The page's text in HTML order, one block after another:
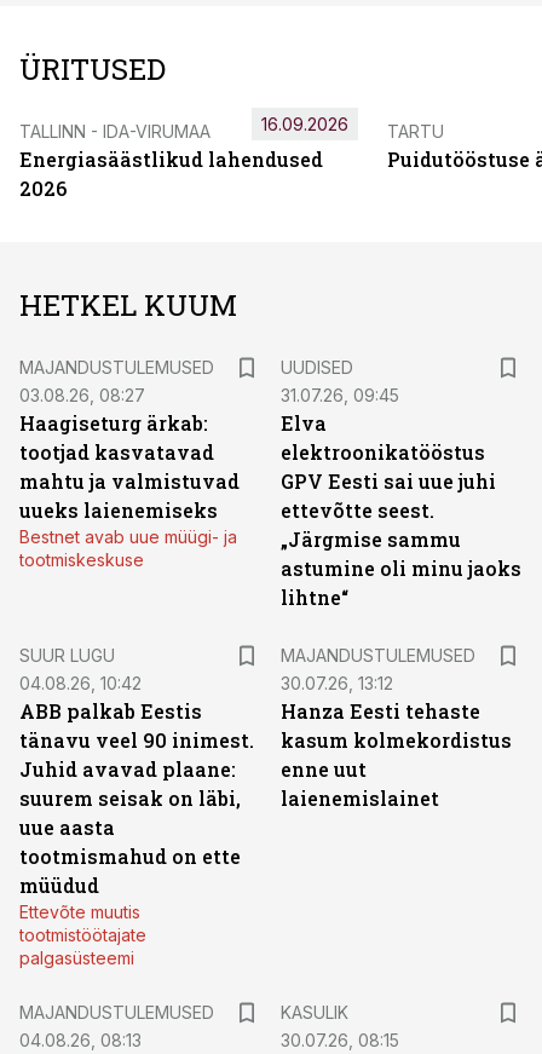
ÜRITUSED
TALLINN - IDA-VIRUMAA
Energiasäästlikud lahendused
2026
16.09.2026 TARTU
Puidutööstuse
HETKEL KUUM
MAJANDUSTULEMUSED
03.08.26, 08:27
Haagiseturg ärkab:
tootjad kasvatavad
mahtu ja valmistuvad
uueks laienemiseks
Bestnet avab uue müügi- ja
tootmiskeskuse
UUDISED
31.07.26, 09:45
Elva
elektroonikatööstus
GPV Eesti sai uue juhi
ettevõtte seest.
„Järgmise sammu
astumine oli minu jaoks
lihtne“
SUUR LUGU
04.08.26, 10:42
ABB palkab Eestis
tänavu veel 90 inimest.
Juhid avavad plaane:
suurem seisak on läbi,
uue aasta
tootmismahud on ette
müüdud
Ettevõte muutis
tootmistöötajate
palgasüsteemi
MAJANDUSTULEMUSED
30.07.26, 13:12
Hanza Eesti tehaste
kasum kolmekordistus
enne uut
laienemislainet
MAJANDUSTULEMUSED
04.08.26, 08:13
KASULIK
30.07.26, 08:15